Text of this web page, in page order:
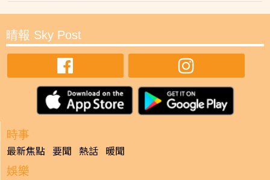
晴報 Sky Post
時事
最新焦點 要聞 熱話 暖聞
娛樂